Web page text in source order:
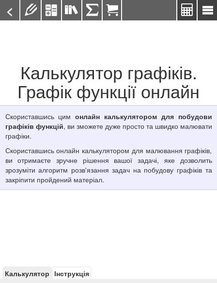
< 

    
Калькулятор графіків.
Графік функції онлайн
Скориставшись цимонлайн калькулятором для побудови
графіків функцій, ви зможете дуже просто та швидко малювати
графіки.
Скориставшись онлайн калькулятором для малювання графіків,
ви отримаєте зручне рішення вашої задачі, яке дозволить
зрозуміти алгоритм розв'язання задач на побудову графіків та
закріпити пройдений матеріал.
Калькулятор Інструкція